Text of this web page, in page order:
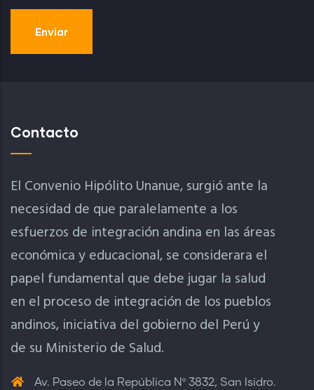
Contacto
El Convenio Hipólito Unanue, surgió ante la
necesidad de que paralelamente a los
esfuerzos de integración andina en las áreas
económica y educacional, se considerara el
papel fundamental que debe jugar la salud
en el proceso de integración de los pueblos
andinos, iniciativa del gobierno del Perú y
de su Ministerio de Salud.
Av. Paseo de la República Nº 3832, San Isidro.